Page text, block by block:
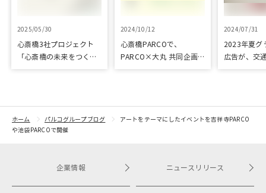
2025/05/30
心斎橋3社プロジェクト
「心斎橋の未来をつくろ
2024/10/12
心斎橋PARCOで、
PARCO×大丸 共同企画
開催！
2024/07/31
2023年夏グ
広告が、交
ホーム パルコグループブログ
アートをテーマにしたイベントを吉祥寺PARCO
や池袋PARCOで開催
企業情報 ニュースリリース